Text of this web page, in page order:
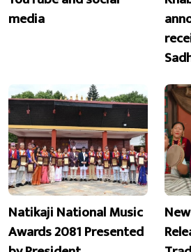
media
Natikaji National Music
Awards 2081 Presented